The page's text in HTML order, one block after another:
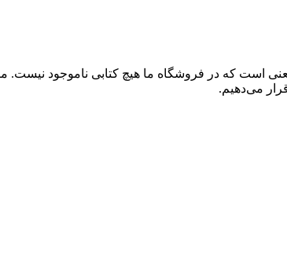
است که در فروشگاه ما هیچ کتابی ناموجود نیست.
می‌دهیم.